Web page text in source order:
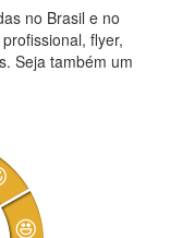
no Brasil e no
flyer,
Seja também um